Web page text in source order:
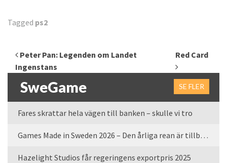
Tagged ps2
Inläggsnavigering
Peter Pan: Legenden om Landet
Ingenstans
Red Card
SweGame SE FLER
Fares skrattar hela vägen till banken – skulle vi tro
Games Made in Sweden 2026 – Den årliga rean är tillbaka
Hazelight Studios får regeringens exportpris 2025